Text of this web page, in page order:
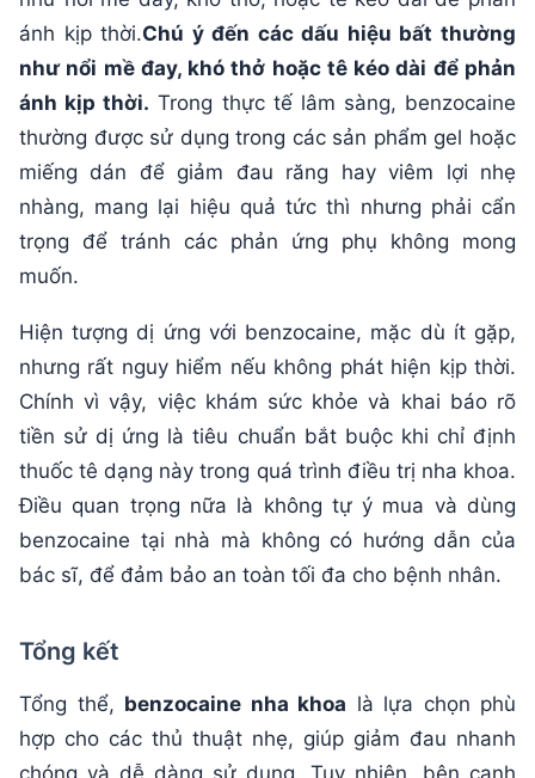
ánh kịp thời.Chú ý đến các dấu hiệu bất thường
như nổi mề đay, khó thở hoặc tê kéo dài để phản
ánh kịp thời. Trong thực tế lâm sàng, benzocaine
thường được sử dụng trong các sản phẩm gel hoặc
miếng dán để giảm đau răng hay viêm lợi nhẹ
nhàng, mang lại hiệu quả tức thì nhưng phải cẩn
trọng để tránh các phản ứng phụ không mong
muốn.
Hiện tượng dị ứng với benzocaine, mặc dù ít gặp,
nhưng rất nguy hiểm nếu không phát hiện kịp thời.
Chính vì vậy, việc khám sức khỏe và khai báo rõ
tiền sử dị ứng là tiêu chuẩn bắt buộc khi chỉ định
thuốc tê dạng này trong quá trình điều trị nha khoa.
Điều quan trọng nữa là không tự ý mua và dùng
benzocaine tại nhà mà không có hướng dẫn của
bác sĩ, để đảm bảo an toàn tối đa cho bệnh nhân.
Tổng kết
Tổng thể, benzocaine nha khoa là lựa chọn phù
hợp cho các thủ thuật nhẹ, giúp giảm đau nhanh
chóng và dễ dàng sử dụng. Tuy nhiên, bên cạnh